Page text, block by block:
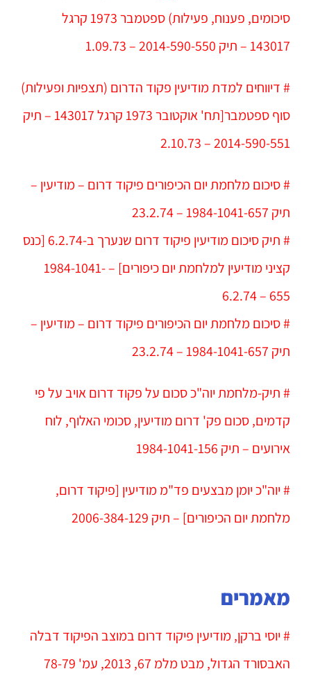
סיכומים, פענוח, פעילות) ספטמבר 1973 קרגל
143017 – תיק 2014-590-550 – 1.09.73
# דיווחים למדת מודיעין פקוד הדרום (תצפיות ופעילות)
סוף ספטמבר[תח' אוקטובר 1973 קרגל 143017 – תיק
2014-590-551 – 2.10.73
# סיכום מלחמת יום הכיפורים פיקוד דרום – מודיעין –
תיק 1984-1041-657 – 23.2.74
# תיק סיכום מודיעין פיקוד דרום שנערך ב-6.2.74 [כנס
קציני מודיעין למלחמת יום כיפורים] – 1984-1041-
655 – 6.2.74
# סיכום מלחמת יום הכיפורים פיקוד דרום – מודיעין –
תיק 1984-1041-657 – 23.2.74
# תיק-מלחמת יוה"כ סכום על פקוד דרום אויב על פי
קדמים, סכום פק' דרום מודיעין, סכומי האלוף, לוח
אירועים – תיק 1984-1041-156
# יוה"כ יומן מבצעים פד"מ מודיעין [פיקוד דרום,
מלחמת יום הכיפורים] – תיק 2006-384-129
מאמרים
# יוסי ברקן, מודיעין פיקוד דרום במוצב הפיקוד דבלה
האבסורד הגדול, מבט מלמ 67, 2013, עמ' 78-79